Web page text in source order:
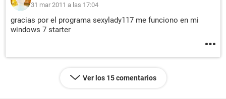
31 mar 2011 a las 17:04
gracias por el programa sexylady117 me funciono en mi
windows 7 starter
Ver los 15 comentarios